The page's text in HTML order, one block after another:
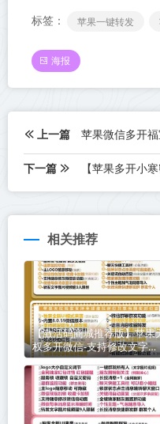
标签： 苹果一键转发
海报
上一篇 苹果微信多开福宝_
下一篇 【苹果多开小寒密
相关推荐
【激活码商城推荐版】苹果
权多开微信-支持修改文字修
改内容